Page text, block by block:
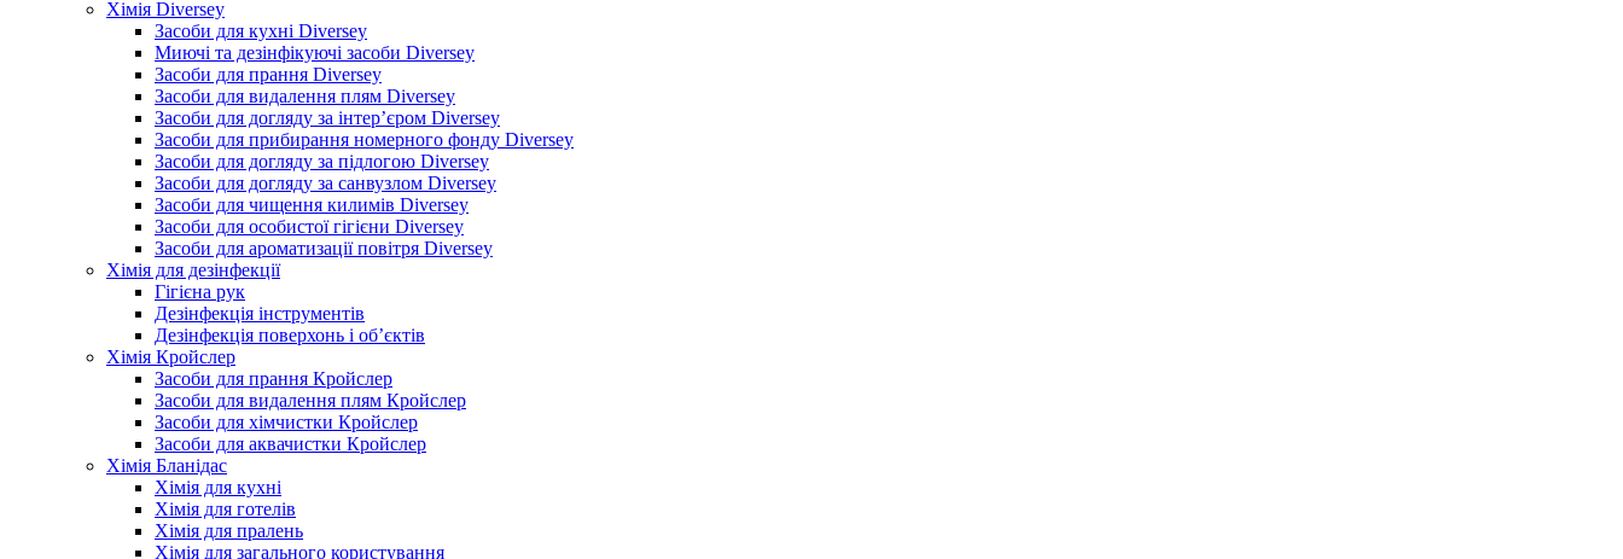
Хімія Diversey
Засоби для кухні Diversey
Миючі та дезінфікуючі засоби Diversey
Засоби для прання Diversey
Засоби для видалення плям Diversey
Засоби для догляду за інтер’єром Diversey
Засоби для прибирання номерного фонду Diversey
Засоби для догляду за підлогою Diversey
Засоби для догляду за санвузлом Diversey
Засоби для чищення килимів Diversey
Засоби для особистої гігієни Diversey
Засоби для ароматизації повітря Diversey
Хімія для дезінфекції
Гігієна рук
Дезінфекція інструментів
Дезінфекція поверхонь і об’єктів
Хімія Кройслер
Засоби для прання Кройслер
Засоби для видалення плям Кройслер
Засоби для хімчистки Кройслер
Засоби для аквачистки Кройслер
Хімія Бланідас
Хімія для кухні
Хімія для готелів
Хімія для пралень
Хімія для загального користування